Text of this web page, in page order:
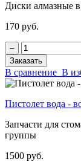
Диски алмазные
170 руб.
‒
Заказать
В сравнение В
Пистолет вода -
Запчасти для
группы
1500 руб.